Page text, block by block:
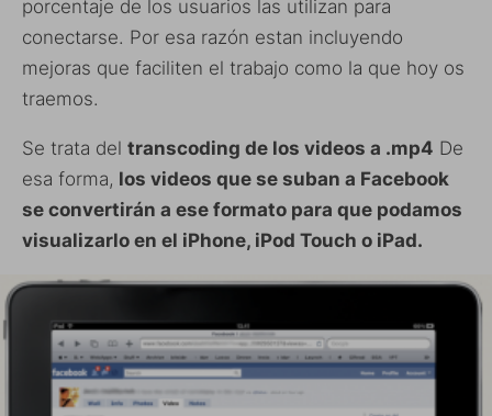
porcentaje de los usuarios las utilizan para
conectarse. Por esa razón estan incluyendo
mejoras que faciliten el trabajo como la que hoy os
traemos.
Se trata del transcoding de los videos a .mp4 De
esa forma, los videos que se suban a Facebook
se convertirán a ese formato para que podamos
visualizarlo en el iPhone, iPod Touch o iPad.